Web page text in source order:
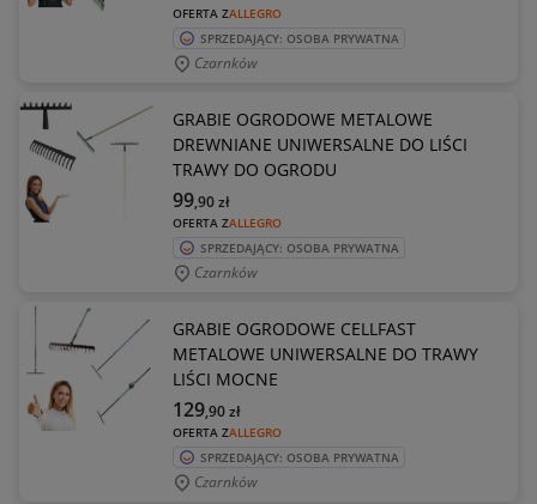
OFERTA ZALLEGRO
SPRZEDAJĄCY: OSOBA PRYWATNA
Czarnków
GRABIE OGRODOWE METALOWE
DREWNIANE UNIWERSALNE DO LIŚCI
TRAWY DO OGRODU
OFERTA ZALLEGRO
99,90zł
SPRZEDAJĄCY: OSOBA PRYWATNA
Czarnków
GRABIE OGRODOWE CELLFAST
METALOWE UNIWERSALNE DO TRAWY
LIŚCI MOCNE
OFERTA ZALLEGRO
129,90zł
SPRZEDAJĄCY: OSOBA PRYWATNA
Czarnków